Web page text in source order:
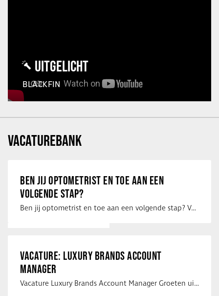
UITGELICHT
BLACKFIN
VACATUREBANK
BEN JIJ OPTOMETRIST EN TOE AAN EEN
VOLGENDE STAP?
Ben jij optometrist en toe aan een volgende stap? Voor een optiekketen is Eye …
VACATURE: LUXURY BRANDS ACCOUNT
MANAGER
Vacature Luxury Brands Account Manager Groeten uit Spanje! Vanaf mijn …